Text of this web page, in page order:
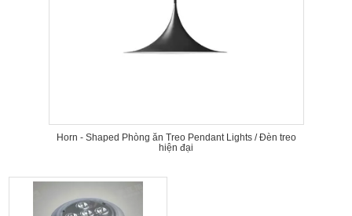
Horn - Shaped Phòng ăn Treo Pendant Lights / Đèn treo
hiện đại